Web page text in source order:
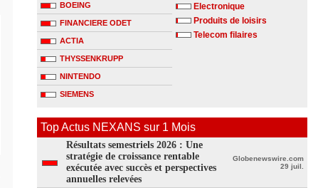
BOEING
FINANCIERE ODET
ACTIA
THYSSENKRUPP
NINTENDO
SIEMENS
Electronique
Produits de loisirs
Telecom filaires
Top Actus NEXANS sur 1 Mois
Résultats semestriels 2026 : Une
stratégie de croissance rentable
exécutée avec succès et perspectives
annuelles relevées
Globenewswire.com
29 juil.